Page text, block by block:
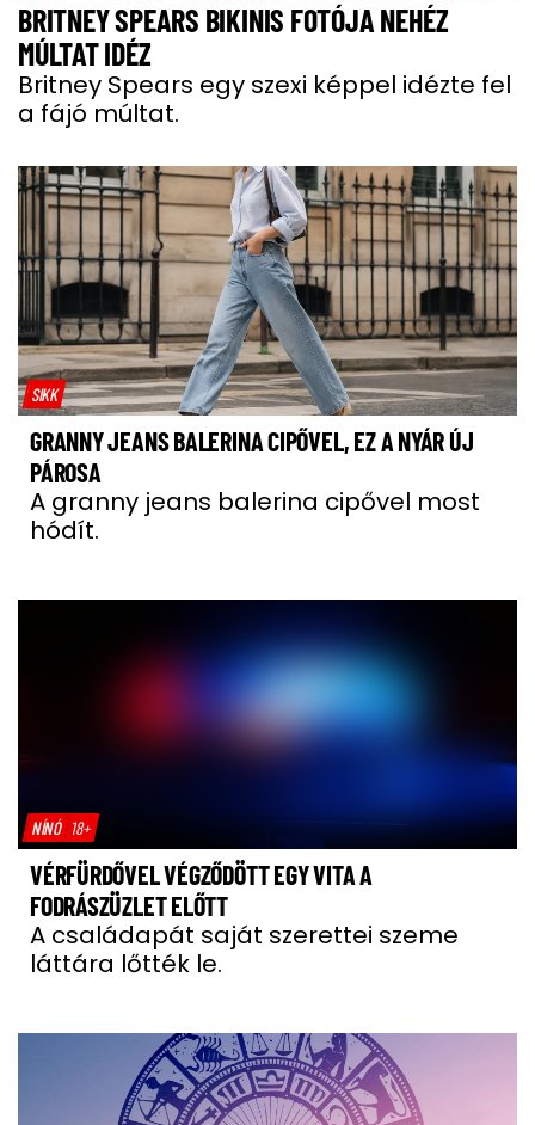
BRITNEY SPEARS BIKINIS FOTÓJA NEHÉZ
MÚLTAT IDÉZ
Britney Spears egy szexi képpel idézte fel
a fájó múltat.
SIKK
GRANNY JEANS BALERINA CIPŐVEL, EZ A NYÁR ÚJ
PÁROSA
A granny jeans balerina cipővel most
hódít.
NÍNÓ 18+
VÉRFÜRDŐVEL VÉGZŐDÖTT EGY VITA A
FODRÁSZÜZLET ELŐTT
A családapát saját szerettei szeme
láttára lőtték le.